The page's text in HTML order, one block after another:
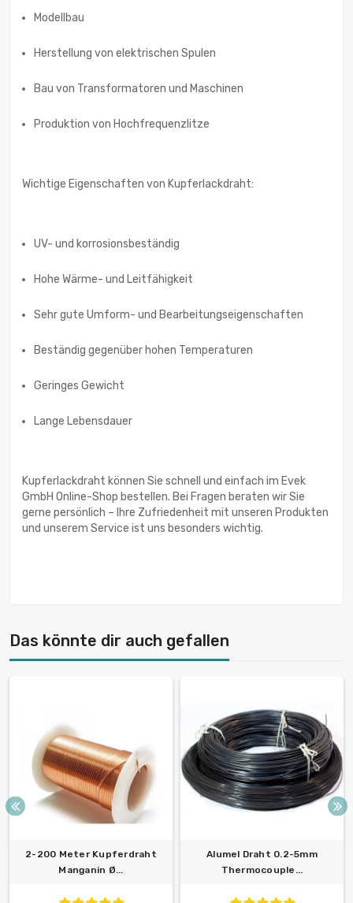
Modellbau
Herstellung von elektrischen Spulen
Bau von Transformatoren und Maschinen
Produktion von Hochfrequenzlitze
Wichtige Eigenschaften von Kupferlackdraht:
UV- und korrosionsbeständig
Hohe Wärme- und Leitfähigkeit
Sehr gute Umform- und Bearbeitungseigenschaften
Beständig gegenüber hohen Temperaturen
Geringes Gewicht
Lange Lebensdauer
Kupferlackdraht können Sie schnell und einfach im Evek
GmbH Online-Shop bestellen. Bei Fragen beraten wir Sie
gerne persönlich – Ihre Zufriedenheit mit unseren Produkten
und unserem Service ist uns besonders wichtig.
Das könnte dir auch gefallen
2-200 Meter Kupferdraht
Manganin Ø...
Alumel Draht 0.2-5mm
Thermocouple...